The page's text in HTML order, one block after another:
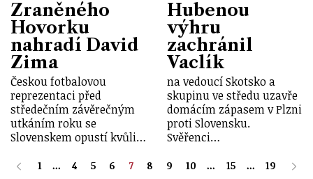
Zraněného
Hovorku
nahradí David
Zima
Českou fotbalovou
reprezentaci před
středečním závěrečným
utkáním roku se
Slovenskem opustí kvůli…
Hubenou
výhru
zachránil
Vaclík
na vedoucí Skotsko a
skupinu ve středu uzavře
domácím zápasem v Plzni
proti Slovensku.
Svěřenci…
1 ... 4 5 6 7 8 9 10 ... 15 ... 19